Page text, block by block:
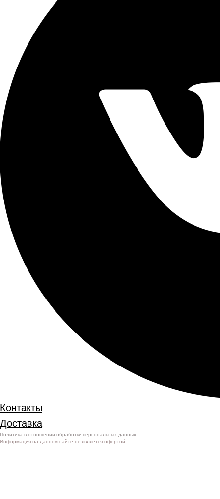
Контакты
Доставка
Политика в отношении обработки персональных данных
Информация на данном сайте не является офертой